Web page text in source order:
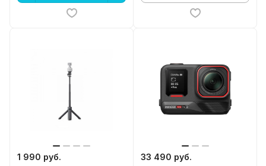
1 990 руб. 33 490 руб.